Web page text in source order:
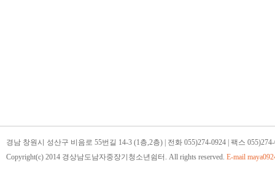
경남 창원시 성산구 비음로 55번길 14-3 (1층,2층) | 전화 055)274-0924 | 팩스
Copyright(c) 2014 경상남도남자중장기청소년쉼터. All rights reserved. E-mail